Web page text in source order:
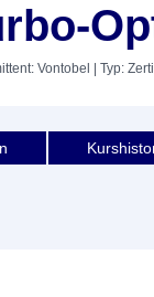
Vontobel | Typ: